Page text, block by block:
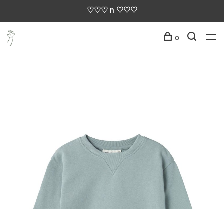
♡♡♡ n ♡♡♡
0